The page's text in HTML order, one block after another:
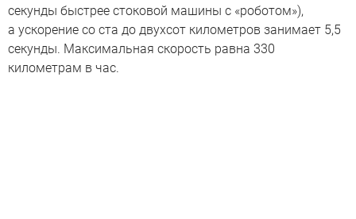
секунды быстрее стоковой машины с «роботом»),
а ускорение со ста до двухсот километров занимает 5,5
секунды. Максимальная скорость равна 330
километрам в час.